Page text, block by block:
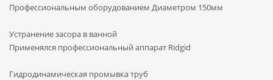
Профессиональным оборудованием Диаметром 150мм
Устранение засора в ванной
Применялся профессиональный аппарат Ridgid
Гидродинамическая промывка труб